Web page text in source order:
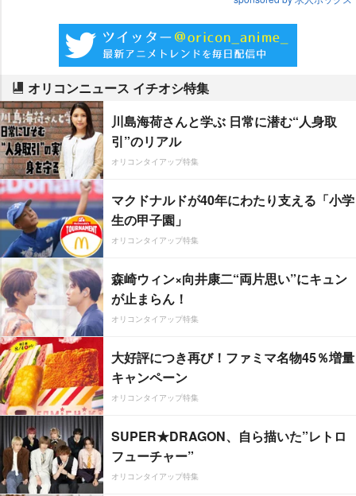
オリコンニュース イチオシ特集
川島海荷さんと学ぶ 日常に潜む“人身取
引”のリアル
オリコンタイアップ特集
マクドナルドが40年にわたり支える「小学
生の甲子園」
オリコンタイアップ特集
森崎ウィン×向井康二“両片思い”にキュン
が止まらん！
オリコンタイアップ特集
大好評につき再び！ファミマ名物45％増量
キャンペーン
オリコンタイアップ特集
SUPER★DRAGON、自ら描いた”レトロ
フューチャー”
オリコンタイアップ特集